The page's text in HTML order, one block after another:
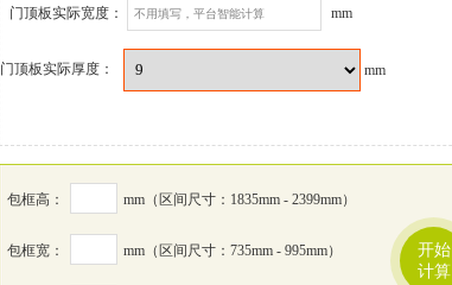
门顶板实际宽度： mm
门顶板实际厚度： mm
包框高： mm （区间尺寸：1835mm - 2399mm）
包框宽： mm （区间尺寸：735mm - 995mm）
开始
计算